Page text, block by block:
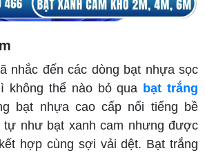
nhắc đến các dòng bạt nhựa sọc
không thể nào bỏ qua bạt trắng
bạt nhựa cao cấp nổi tiếng bề
tự như bạt xanh cam nhưng được
hợp cùng sợi vải dệt. Bạt trắng